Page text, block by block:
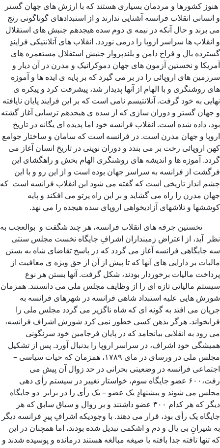
هنوز کشورها و مردمان بسیاری هستند که با ارزش های جهان گستر
و انسانی انقلاب فرانسه آشنایی ندارند و از استبدادهای گوناگونی رنج
می برند و حال آنکه در نیمه ی دوم سده هیجدهم جنبش های استقلال
و انقلاب ها سراسر اروپا را درمی نوردد. انقلاب های آتلانتیکی فرایندِ
گسترده بال و فراخ دامن و بلندپرواز جنبش استقلال مستعمره های
آمریکا و نخستین آزمون های جهان دموکراتیک و مدرن در آن دیار و
سرزمین های اروپائی را در بر می گیرد که بر پایه ی ایده ها و آموزه
های روشنگری و با الهام از آنها پدیدار شد، پیشرفت کرد و پیکره ی
نهایی به خود گرفت. آتلانتیسم نامی است که بر این فرایند پایان نایافته
و جهان گستر و دوران سازی که از سده ی هیجدهم ترسایی آغاز گشته
بود، داده شده است. انقلاب فرانسه خود اما پدیده ای یگانه در تاریخ
اروپا و جهان مدرن است. در فرانسه است که سامان و ساختار جوامع
کهن اروپائی رخت بر می بندد و دوران نوینی در تاریخ انسان آغاز می
گردد. آموزه ها و اندیشه های روشنگری الهام بخش و راهگشای این
فرگشت از فرانسه به سراسر جهان بوده است و از این رو و با این
چشم انداز تاریخی است که گفته می شود این انقلاب فرانسه است که
جهان مدرن را راه می گشاید و بر این راه پرتو می افکند و پایه
کوششها و تلاشهای آزادیخواهی اروپای سده هیجده را می نهد.
نخستین جرقه های انقلاب فرانسه، هر چند شگفت و بوالعجب به
نظر آید، از اعتراض زمینداران اشرافِ جایگاه نخست مجلس سنتی
سه جایگاهی فرانسه آغاز می گردد که در پاسخ تقاضای شاه به بستن
مالیات بر دارایی های آنها که تا پیش از آن از حق ویژه ی معافیت از
پرداخت مالیات برخوردار بودند، شکل گرفت. آنها بستن هر نوع
سیستم مالیاتی تازه ای را از وظایف مجلس ملی می دانستند. همزمان
شورش هایی علیه استبداد شاهی فرانسه در شهرهای فرانسه به
جریان می افتد به گونه ای که شاه ناگزیر می گردد مجلس ملی را
فرابخواند. هرگز بذهن کسی خطور نمی کرد شورش اشراف فرانسه،
می رود به انقلابی بیانجامد که در پایان فرجامین خود سرنگونی
همیشگی خود اشراف، در سراسر اروپا را بدنبال آورد. پس از تشکیل
مجلس ملی در ورسای در مای ۱۷۸۹، همزمان که حیات سیاسی –
اجتماعی فرانسه در وضعیتی بحرانی در حد زوال آن پیش می
رفت،۶۰۰ عضو جایگاه سوم، خواستار تغییر در سیستم رأی دهی
مجلس می شوند و پیشنهادِ یک عضو – یک رأی را در برابر دو جایگاه
دیگر که هر کدام ۳۰۰ عضو داشتند و بر روال و سیاق سابق که هر
جایگاه یک رأی بود، قرار می دهند. با وجودیکه اشرافِ پیرِ فرانسه دیگر
به شیرانِ بی یال و دم و اشکمی تبدیل شده بودند، اما همچنان در این
که تنها تافته جدا بافته یا صیغه مبالغه هستند درمانده و پوسیده شدند و